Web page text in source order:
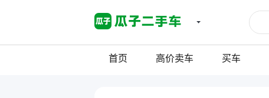
首页 高价卖车 买车